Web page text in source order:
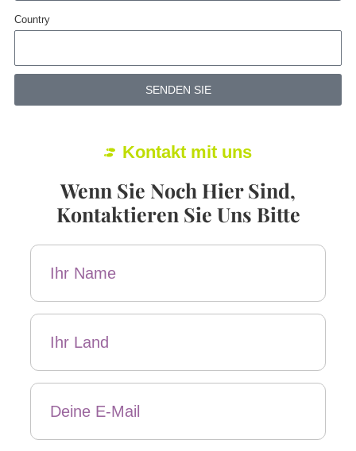
Country
SENDEN SIE
Kontakt mit uns
Wenn Sie Noch Hier Sind,
Kontaktieren Sie Uns Bitte